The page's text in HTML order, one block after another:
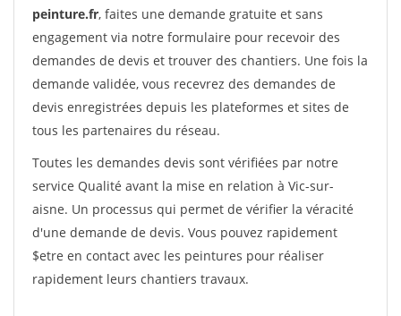
peinture.fr, faites une demande gratuite et sans
engagement via notre formulaire pour recevoir des
demandes de devis et trouver des chantiers. Une fois la
demande validée, vous recevrez des demandes de
devis enregistrées depuis les plateformes et sites de
tous les partenaires du réseau.
Toutes les demandes devis sont vérifiées par notre
service Qualité avant la mise en relation à Vic-sur-
aisne. Un processus qui permet de vérifier la véracité
d'une demande de devis. Vous pouvez rapidement
$etre en contact avec les peintures pour réaliser
rapidement leurs chantiers travaux.